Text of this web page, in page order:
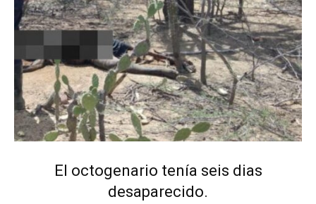
El octogenario tenía seis dias
desaparecido.